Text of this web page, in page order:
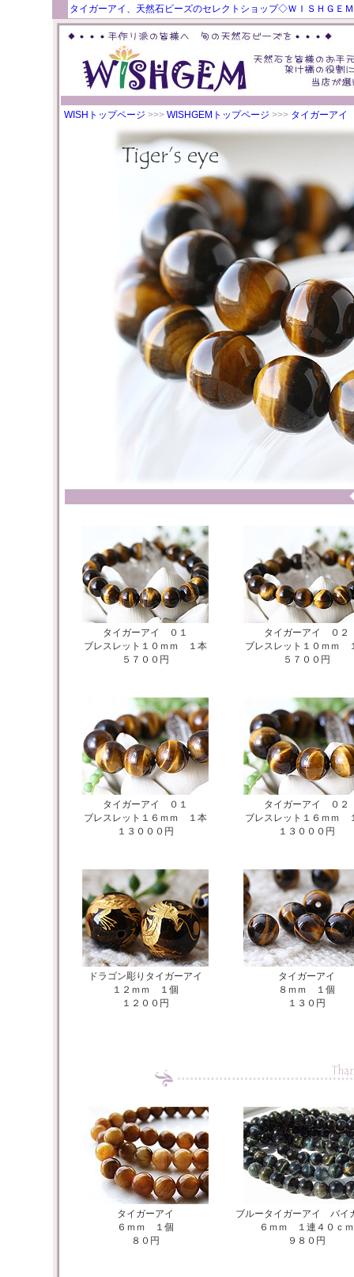
タイガーアイ、天然石ビーズのセレクトショップ◇ＷＩＳＨＧＥ
WISHトップページ >>> WISHGEMトップページ >>> タイガーアイ
タイガーアイ ０１
ブレスレット１０ｍｍ １本
５７００円
タイガーアイ ０２
ブレスレット１０ｍｍ
５７００円
タイガーアイ ０１
ブレスレット１６ｍｍ １本
１３０００円
タイガーアイ ０２
ブレスレット１６ｍｍ
１３０００円
ドラゴン彫りタイガーアイ
１２ｍｍ １個
１２００円
タイガーアイ
８ｍｍ １個
１３０円
タイガーアイ
６ｍｍ １個
８０円
ブルータイガーアイ バイ
６ｍｍ １連４０ｃｍ
９８０円